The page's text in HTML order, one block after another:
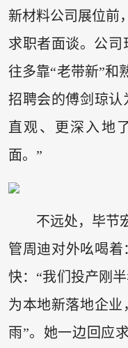
新材料公司展位前
求职者面谈。公司
往多靠“老带新”和
招聘会的傅剑琼认
直观、更深入地
面。”
不远处，毕节
管周迪对外吆喝着
快：“我们投产刚
为本地新落地企业
雨”。她一边回应